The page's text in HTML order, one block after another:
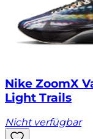
Nike ZoomX
Light Trails
Nicht verfügbar